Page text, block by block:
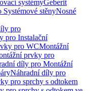
systémyGeberit
stěnyNosné
pro
pro Instalační
pro WCMontážní
prvky pro
díly pro Montážní
Náhradní díly pro
pro sprchy s odtokem